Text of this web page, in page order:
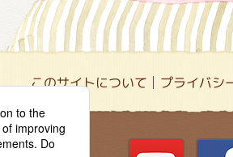
このサイトについて プライバシ